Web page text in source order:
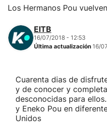
Balonmano
Kirolak 360
Carreras de montaña
Más deportes
Los Hermanos Pou
EITB
16/07/2018 - 12:53
Última actualización 16/
Cuarenta dias de
y de conocer y
desconocidas para
y Eneko Pou en
Unidos